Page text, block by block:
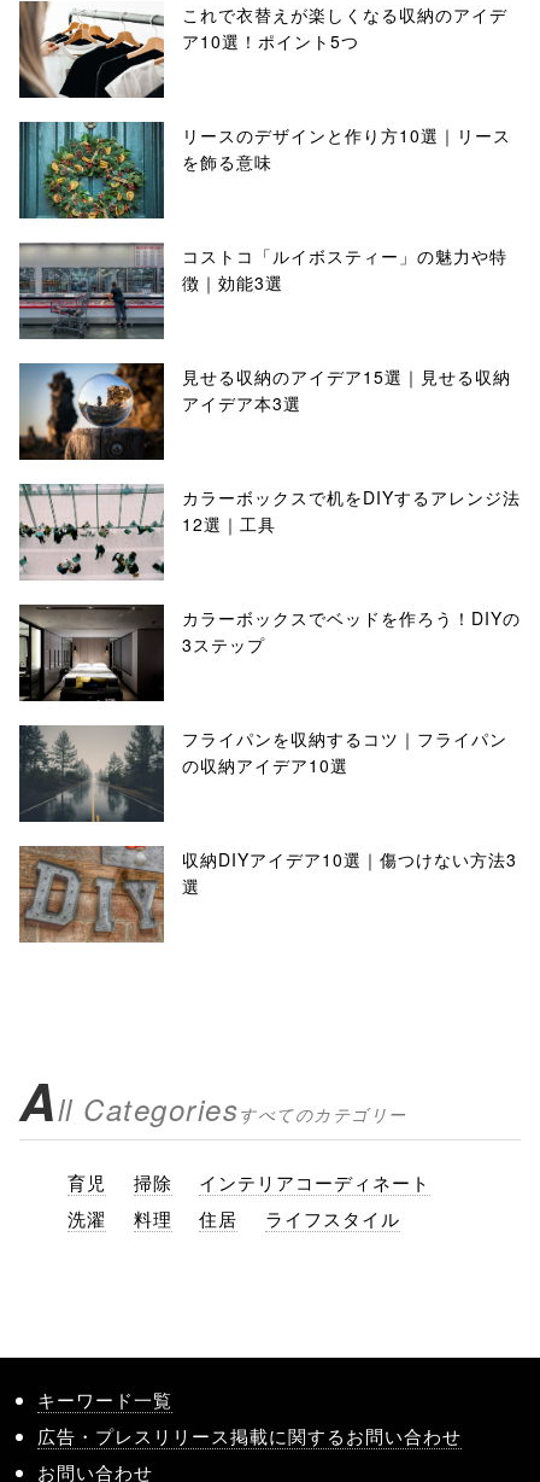
これで衣替えが楽しくなる収納のアイデ
ア10選！ポイント5つ
リースのデザインと作り方10選｜リース
を飾る意味
コストコ「ルイボスティー」の魅力や特
徴｜効能3選
見せる収納のアイデア15選｜見せる収納
アイデア本3選
カラーボックスで机をDIYするアレンジ法
12選｜工具
カラーボックスでベッドを作ろう！DIYの
3ステップ
フライパンを収納するコツ｜フライパン
の収納アイデア10選
収納DIYアイデア10選｜傷つけない方法3
選
All Categoriesすべてのカテゴリー
育児 掃除
インテリアコーディネート
洗濯
料理 住居 ライフスタイル
キーワード一覧
広告・プレスリリース掲載に関するお問い合わせ
お問い合わせ